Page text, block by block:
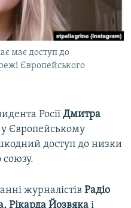
має доступ до
Європейського
Росії Дмитра
Європейському
доступ до низки
союзу.
журналістів Радіо
Рікарда Йозвяка і